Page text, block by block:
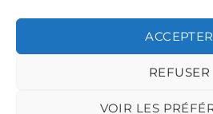
ACCEPTER
REFUSER
VOIR LES
POLITIQUE DE RETOUR
ILS